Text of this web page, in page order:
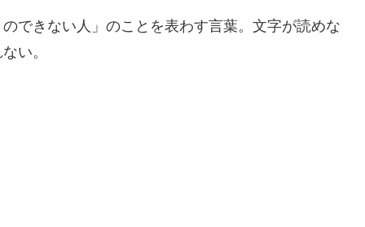
きない人」のことを表わす言葉。文字が読めな
い。